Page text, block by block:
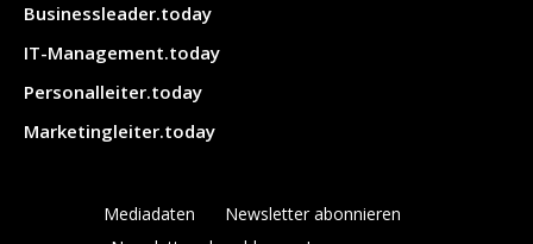
Businessleader.today
IT-Management.today
Personalleiter.today
Marketingleiter.today
Mediadaten
Newsletter abonnieren